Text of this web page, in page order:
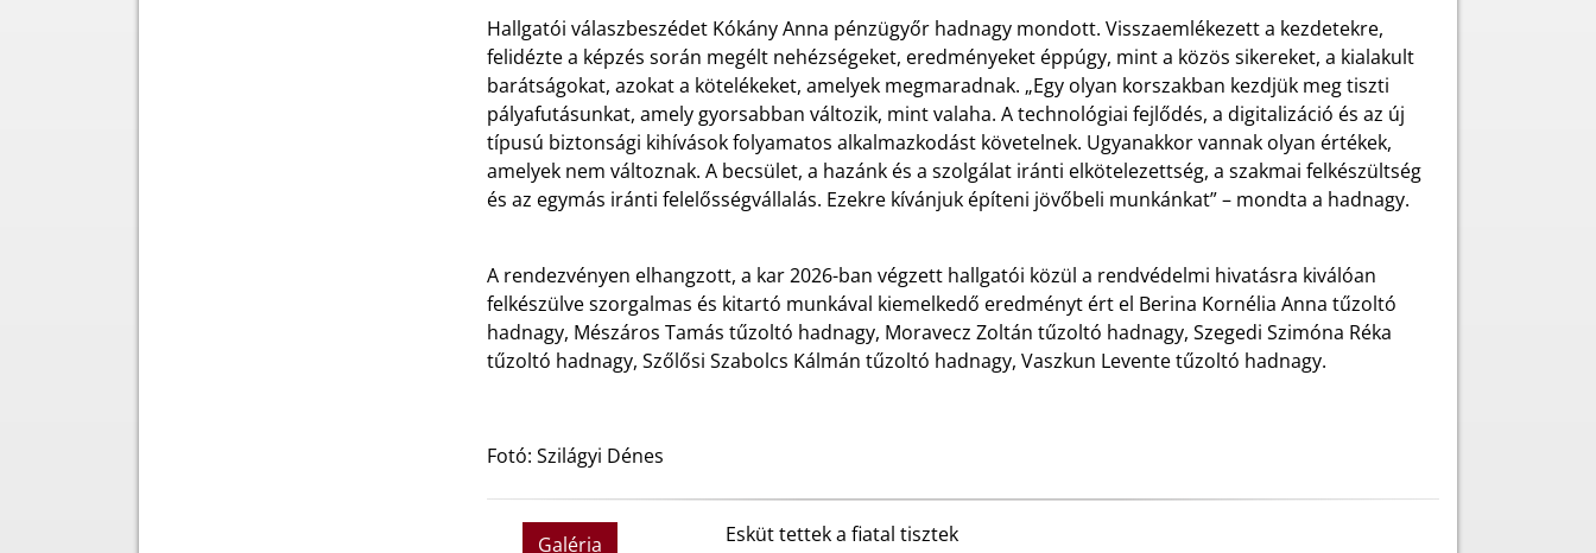
Hallgatói válaszbeszédet Kókány Anna pénzügyőr hadnagy mondott. Visszaemlékezett a kezdetekre,
felidézte a képzés során megélt nehézségeket, eredményeket éppúgy, mint a közös sikereket, a kialakult
barátságokat, azokat a kötelékeket, amelyek megmaradnak. „Egy olyan korszakban kezdjük meg tiszti
pályafutásunkat, amely gyorsabban változik, mint valaha. A technológiai fejlődés, a digitalizáció és az új
típusú biztonsági kihívások folyamatos alkalmazkodást követelnek. Ugyanakkor vannak olyan értékek,
amelyek nem változnak. A becsület, a hazánk és a szolgálat iránti elkötelezettség, a szakmai felkészültség
és az egymás iránti felelősségvállalás. Ezekre kívánjuk építeni jövőbeli munkánkat” – mondta a hadnagy.
A rendezvényen elhangzott, a kar 2026-ban végzett hallgatói közül a rendvédelmi hivatásra kiválóan
felkészülve szorgalmas és kitartó munkával kiemelkedő eredményt ért el Berina Kornélia Anna tűzoltó
hadnagy, Mészáros Tamás tűzoltó hadnagy, Moravecz Zoltán tűzoltó hadnagy, Szegedi Szimóna Réka
tűzoltó hadnagy, Szőlősi Szabolcs Kálmán tűzoltó hadnagy, Vaszkun Levente tűzoltó hadnagy.
Fotó: Szilágyi Dénes
Galéria Esküt tettek a fiatal tisztek